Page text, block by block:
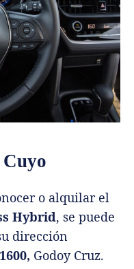
o alquilar el
Hybrid, se puede
dirección
Godoy Cruz.